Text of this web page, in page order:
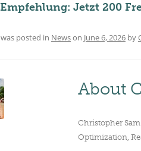
Jetzt 200
posted in Newson June 6, 2026 by
About
Christopher
Optimization,